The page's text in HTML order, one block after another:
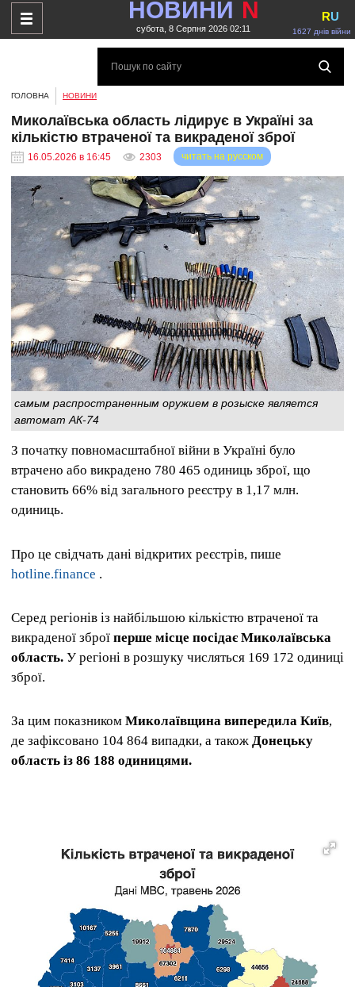
НОВИНИ N
субота, 8 Серпня 2026 02:11 1627 днів війни
RU
ГОЛОВНА НОВИНИ
Миколаївська область лідирує в Україні за
кількістю втраченої та викраденої зброї
16.05.2026 в 16:45 2303 читать на русском
самым распространенным оружием в розыске является
автомат АК-74
З початку повномасштабної війни в Україні було
втрачено або викрадено 780 465 одиниць зброї, що
становить 66% від загального реєстру в 1,17 млн.
одиниць.
Про це свідчать дані відкритих реєстрів, пише
hotline.finance .
Серед регіонів із найбільшою кількістю втраченої та
викраденої зброї перше місце посідає Миколаївська
область. У регіоні в розшуку числяться 169 172 одиниці
зброї.
За цим показником Миколаївщина випередила Київ,
де зафіксовано 104 864 випадки, а також Донецьку
область із 86 188 одиницями.